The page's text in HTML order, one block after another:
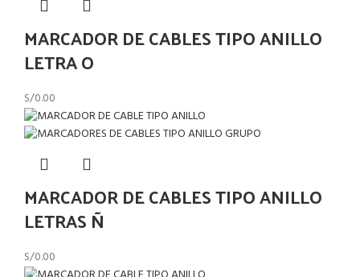
MARCADOR DE CABLES TIPO ANILLO
LETRA O
S/0.00
MARCADOR DE CABLES TIPO ANILLO
LETRAS Ñ
S/0.00